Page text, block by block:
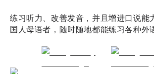
练习听力、改善发音，并且增进口说能
国人母语者，随时随地都能练习各种外